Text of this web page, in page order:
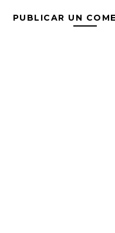
PUBLICAR UN